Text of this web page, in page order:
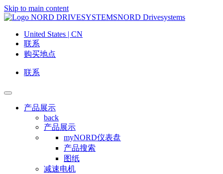
Skip to main content
NORD Drivesystems
United States | CN
联系
购买地点
联系
产品展示
back
产品展示
myNORD仪表盘
产品搜索
图纸
减速电机